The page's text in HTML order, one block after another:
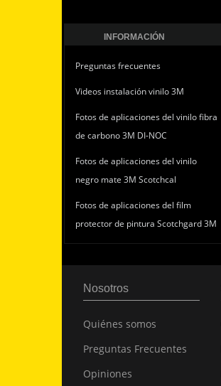
INFORMACIÓN
Preguntas frecuentes
Videos instalación vinilo 3M
Fotos de aplicaciones del vinilo fibra
de carbono 3M DI-NOC
Fotos de aplicaciones del vinilo
negro mate 3M Scotchcal
Fotos de aplicaciones del film
protector de pintura Scotchgard 3M
Nosotros
Quiénes somos
Preguntas Frecuentes
Opiniones